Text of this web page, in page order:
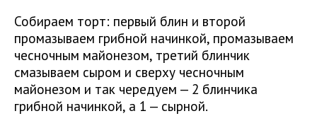
Собираем торт: первый блин и второй
промазываем грибной начинкой, промазываем
чесночным майонезом, третий блинчик
смазываем сыром и сверху чесночным
майонезом и так чередуем — 2 блинчика
грибной начинкой, а 1 — сырной.